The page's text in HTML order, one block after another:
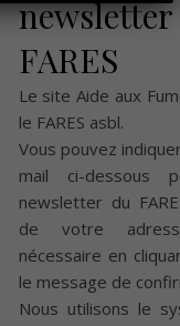
newsletter
FARES
Le site Aide aux
le FARES asbl.
Vous pouvez
mail ci-dessous
newsletter du
de votre
nécessaire en
le message de
Nous utilisons le